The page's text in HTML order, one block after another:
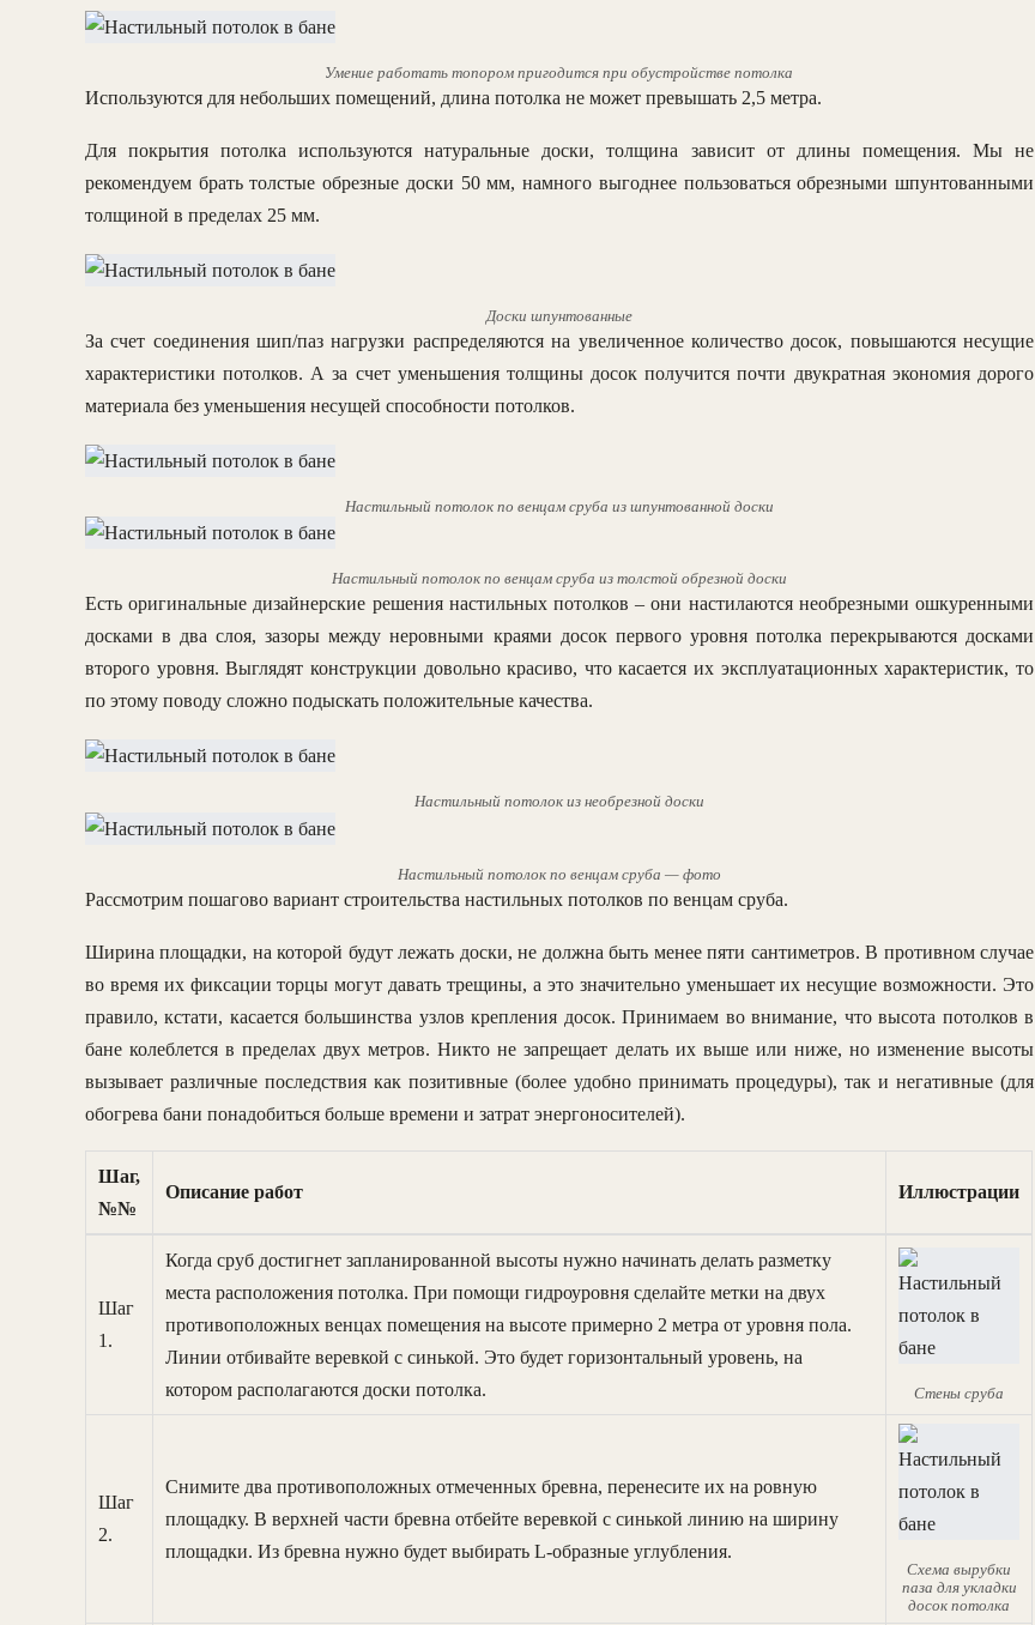
Умение работать топором пригодится при обустройстве потолка
Используются для небольших помещений, длина потолка не может превышать 2,5 метра.
Для покрытия потолка используются натуральные доски, толщина зависит от длины помещения. Мы не
рекомендуем брать толстые обрезные доски 50 мм, намного выгоднее пользоваться обрезными шпунтованными
толщиной в пределах 25 мм.
Доски шпунтованные
За счет соединения шип/паз нагрузки распределяются на увеличенное количество досок, повышаются несущие
характеристики потолков. А за счет уменьшения толщины досок получится почти двукратная экономия дорого
материала без уменьшения несущей способности потолков.
Настильный потолок по венцам сруба из шпунтованной доски
Настильный потолок по венцам сруба из толстой обрезной доски
Есть оригинальные дизайнерские решения настильных потолков – они настилаются необрезными ошкуренными
досками в два слоя, зазоры между неровными краями досок первого уровня потолка перекрываются досками
второго уровня. Выглядят конструкции довольно красиво, что касается их эксплуатационных характеристик, то
по этому поводу сложно подыскать положительные качества.
Настильный потолок из необрезной доски
Настильный потолок по венцам сруба — фото
Рассмотрим пошагово вариант строительства настильных потолков по венцам сруба.
Ширина площадки, на которой будут лежать доски, не должна быть менее пяти сантиметров. В противном случае
во время их фиксации торцы могут давать трещины, а это значительно уменьшает их несущие возможности. Это
правило, кстати, касается большинства узлов крепления досок. Принимаем во внимание, что высота потолков в
бане колеблется в пределах двух метров. Никто не запрещает делать их выше или ниже, но изменение высоты
вызывает различные последствия как позитивные (более удобно принимать процедуры), так и негативные (для
обогрева бани понадобиться больше времени и затрат энергоносителей).
Шаг,
№№
Описание работ Иллюстрации
Шаг
1.
Когда сруб достигнет запланированной высоты нужно начинать делать разметку
места расположения потолка. При помощи гидроуровня сделайте метки на двух
противоположных венцах помещения на высоте примерно 2 метра от уровня пола.
Линии отбивайте веревкой с синькой. Это будет горизонтальный уровень, на
котором располагаются доски потолка.
Стены сруба
Шаг
2.
Снимите два противоположных отмеченных бревна, перенесите их на ровную
площадку. В верхней части бревна отбейте веревкой с синькой линию на ширину
площадки. Из бревна нужно будет выбирать L-образные углубления.
Схема вырубки
паза для укладки
досок потолка